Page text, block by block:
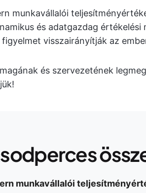
munkavállalói
és adatgazdag értékelési
visszairányítják az
és szervezetének
munkavállalói